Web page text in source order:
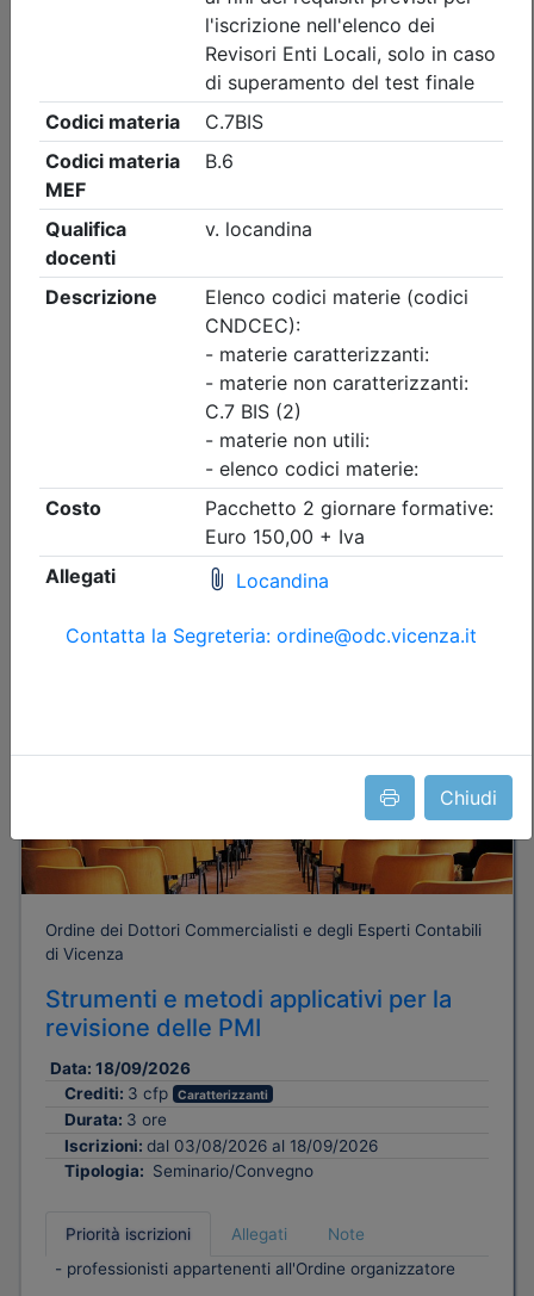
Chiudi
Ordine dei Dottori Commercialisti e degli Esperti Contabili
di Vicenza
Le Pillole dell'Unione 2026 - Verifiche
sindacali dei revisori sugli adeguati
assetti
Data:02/09/2026
Crediti:1 cfp Non caratterizzanti
FAD Streaming
E-Learning
Allegati
Iscrizione
Dettagli evento
Ordine dei Dottori Commercialisti e degli Esperti Contabili
di Vicenza
Strumenti e metodi applicativi per la
revisione delle PMI
Data: 18/09/2026
Crediti: 3 cfp Caratterizzanti
Durata: 3 ore
Iscrizioni: dal 03/08/2026 al 18/09/2026
Tipologia: Seminario/Convegno
Priorità iscrizioni Allegati
Note
- professionisti appartenenti all'Ordine organizzatore